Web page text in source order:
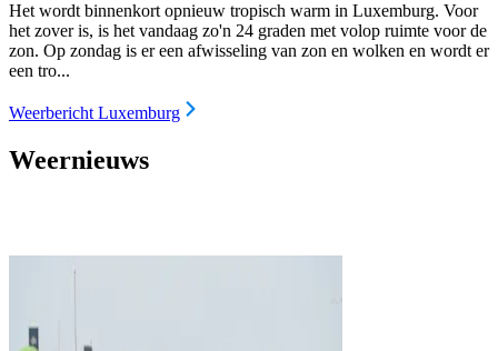
Het wordt binnenkort opnieuw tropisch warm in Luxemburg. Voor
het zover is, is het vandaag zo'n 24 graden met volop ruimte voor de
zon. Op zondag is er een afwisseling van zon en wolken en wordt er
een tro...
Weerbericht Luxemburg
Weernieuws